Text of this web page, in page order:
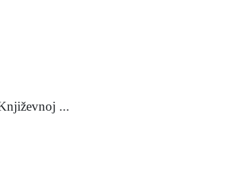
...